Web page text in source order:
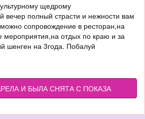
щедрому
вечер полный страсти и нежности вам
сопровождение в ресторан,на
мероприятия,на отдых по краю и за
шенген на 3года. Побалуй
И БЫЛА СНЯТА С ПОКАЗА